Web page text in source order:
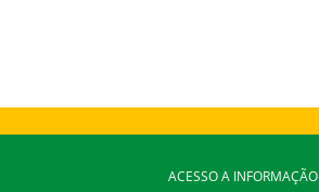
ACESSO A INFORMAÇÃO